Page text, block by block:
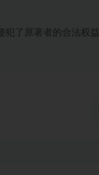
了原著者的合法权益